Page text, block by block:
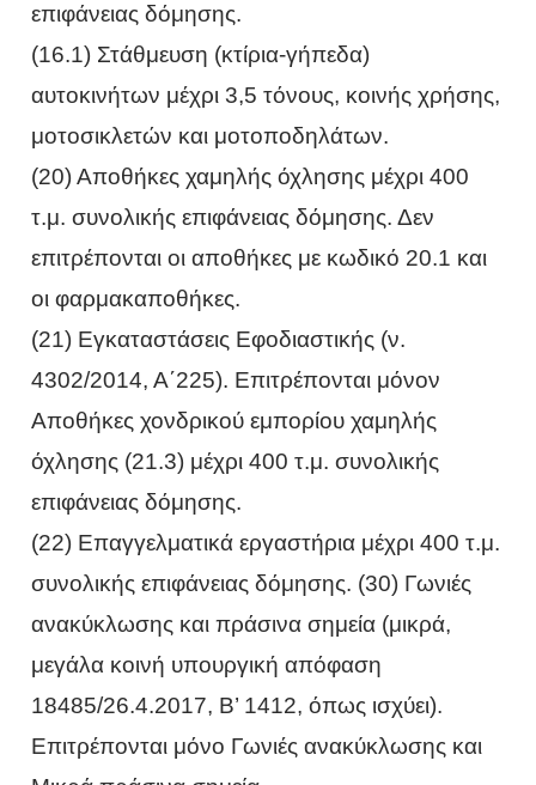
επιφάνειας δόμησης.
(16.1) Στάθμευση (κτίρια-γήπεδα)
αυτοκινήτων μέχρι 3,5 τόνους, κοινής χρήσης,
μοτοσικλετών και μοτοποδηλάτων.
(20) Αποθήκες χαμηλής όχλησης μέχρι 400
τ.μ. συνολικής επιφάνειας δόμησης. Δεν
επιτρέπονται οι αποθήκες με κωδικό 20.1 και
οι φαρμακαποθήκες.
(21) Εγκαταστάσεις Εφοδιαστικής (ν.
4302/2014, Α΄225). Επιτρέπονται μόνον
Αποθήκες χονδρικού εμπορίου χαμηλής
όχλησης (21.3) μέχρι 400 τ.μ. συνολικής
επιφάνειας δόμησης.
(22) Επαγγελματικά εργαστήρια μέχρι 400 τ.μ.
συνολικής επιφάνειας δόμησης. (30) Γωνιές
ανακύκλωσης και πράσινα σημεία (μικρά,
μεγάλα κοινή υπουργική απόφαση
18485/26.4.2017, Β’ 1412, όπως ισχύει).
Επιτρέπονται μόνο Γωνιές ανακύκλωσης και